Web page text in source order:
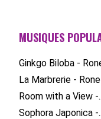
MUSIQUES
Ginkgo Biloba -
La Marbrerie - Rone
Room with a View -
Sophora Japonica -